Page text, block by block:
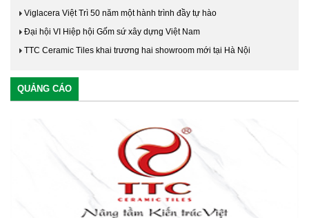
Viglacera Việt Trì 50 năm một hành trình đầy tự hào
Đại hội VI Hiệp hội Gốm sứ xây dựng Việt Nam
TTC Ceramic Tiles khai trương hai showroom mới tại Hà Nội
QUẢNG CÁO